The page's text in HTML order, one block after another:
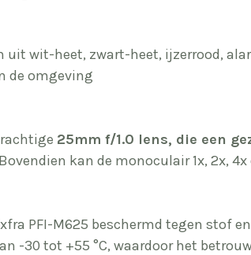
uit wit-heet, zwart-heet, ijzerrood,
de omgeving
25mm f/1.0 lens, die een
kan de monoculair 1x, 2x,
PFI-M625 beschermd tegen stof
-30 tot +55 °C, waardoor het